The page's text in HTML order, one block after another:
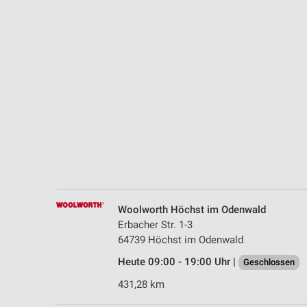
Woolworth Höchst im Odenwald
Erbacher Str. 1-3
64739 Höchst im Odenwald
Heute 09:00 - 19:00 Uhr |
Geschlossen
431,28 km